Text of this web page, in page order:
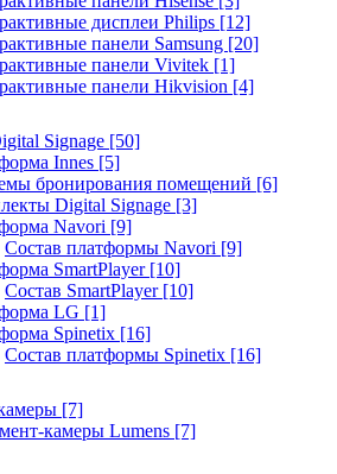
дисплеи Philips [12]
панели Samsung [20]
панели Vivitek [1]
панели Hikvision [4]
Signage [50]
Innes [5]
бронирования помещений [6]
Digital Signage [3]
Navori [9]
Состав платформы Navori [9]
SmartPlayer [10]
Состав SmartPlayer [10]
LG [1]
Spinetix [16]
Состав платформы Spinetix [16]
[7]
камеры Lumens [7]